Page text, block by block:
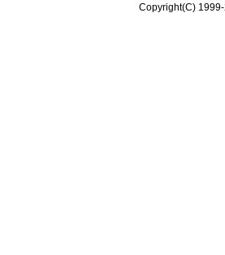
Copyright(C)